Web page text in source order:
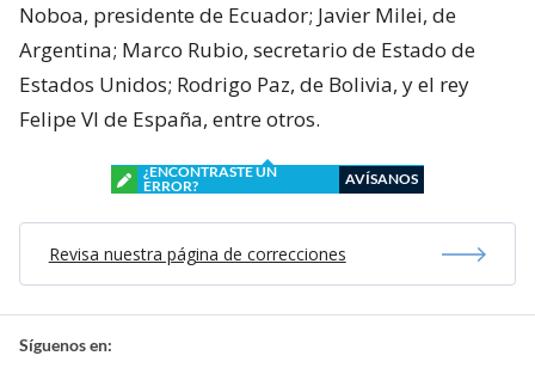
Noboa, presidente de Ecuador; Javier Milei, de
Argentina; Marco Rubio, secretario de Estado de
Estados Unidos; Rodrigo Paz, de Bolivia, y el rey
Felipe VI de España, entre otros.
¿ENCONTRASTE UN
ERROR?
AVÍSANOS
Revisa nuestra página de correcciones
Síguenos en: